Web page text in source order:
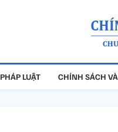
PHÁP LUẬT CHÍNH SÁCH